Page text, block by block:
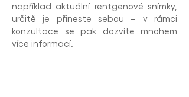
například aktuální rentgenové snímky,
určitě je přineste sebou – v rámci
konzultace se pak dozvíte mnohem
více informací.